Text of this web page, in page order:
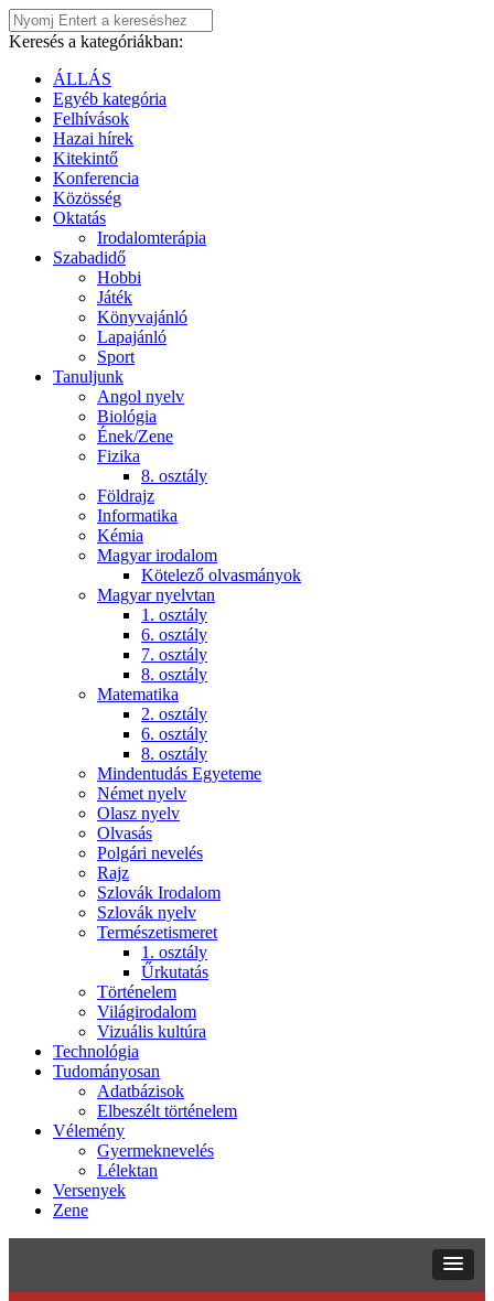
Keresés a kategóriákban:
ÁLLÁS
Egyéb kategória
Felhívások
Hazai hírek
Kitekintő
Konferencia
Közösség
Oktatás
Irodalomterápia
Szabadidő
Hobbi
Játék
Könyvajánló
Lapajánló
Sport
Tanuljunk
Angol nyelv
Biológia
Ének/Zene
Fizika
8. osztály
Földrajz
Informatika
Kémia
Magyar irodalom
Kötelező olvasmányok
Magyar nyelvtan
1. osztály
6. osztály
7. osztály
8. osztály
Matematika
2. osztály
6. osztály
8. osztály
Mindentudás Egyeteme
Német nyelv
Olasz nyelv
Olvasás
Polgári nevelés
Rajz
Szlovák Irodalom
Szlovák nyelv
Természetismeret
1. osztály
Űrkutatás
Történelem
Világirodalom
Vizuális kultúra
Technológia
Tudományosan
Adatbázisok
Elbeszélt történelem
Vélemény
Gyermeknevelés
Lélektan
Versenyek
Zene